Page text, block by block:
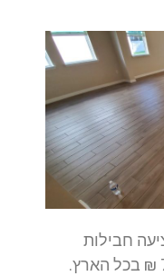
חבילות
לניקיון דירה קטנה החל מ-750 ₪ בכל הארץ.